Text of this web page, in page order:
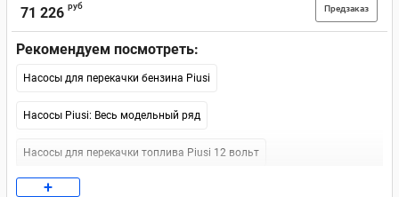
71 226 руб Предзаказ
Рекомендуем посмотреть:
Насосы для перекачки бензина Piusi
Насосы Piusi: Весь модельный ряд
Насосы для перекачки топлива Piusi 12 вольт
Насосы для перекачки топлива Piusi 24 v
+